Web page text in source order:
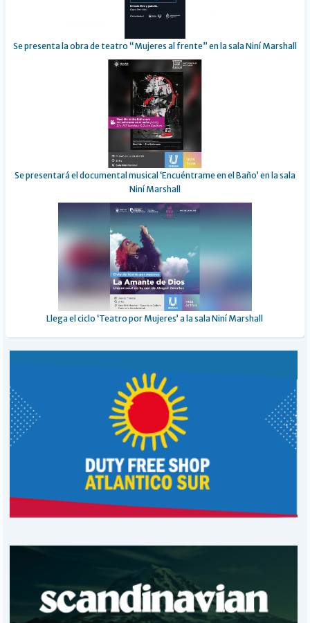
Se presenta la obra de teatro “Mujeres al frente” en la sala Niní Marshall
Se presentará el documental musical ‘Encuéntrame en el Baño’ en la sala
Niní Marshall
Llega el ciclo ‘Teatro por Mujeres’ a la sala Niní Marshall